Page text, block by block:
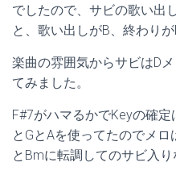
でしたので、サビの歌い出
と、歌い出しがB、終わりが
楽曲の雰囲気からサビはD
てみました。
F#7がハマるかでKeyの確
とGとAを使ってたのでメ
とBmに転調してのサビ入り